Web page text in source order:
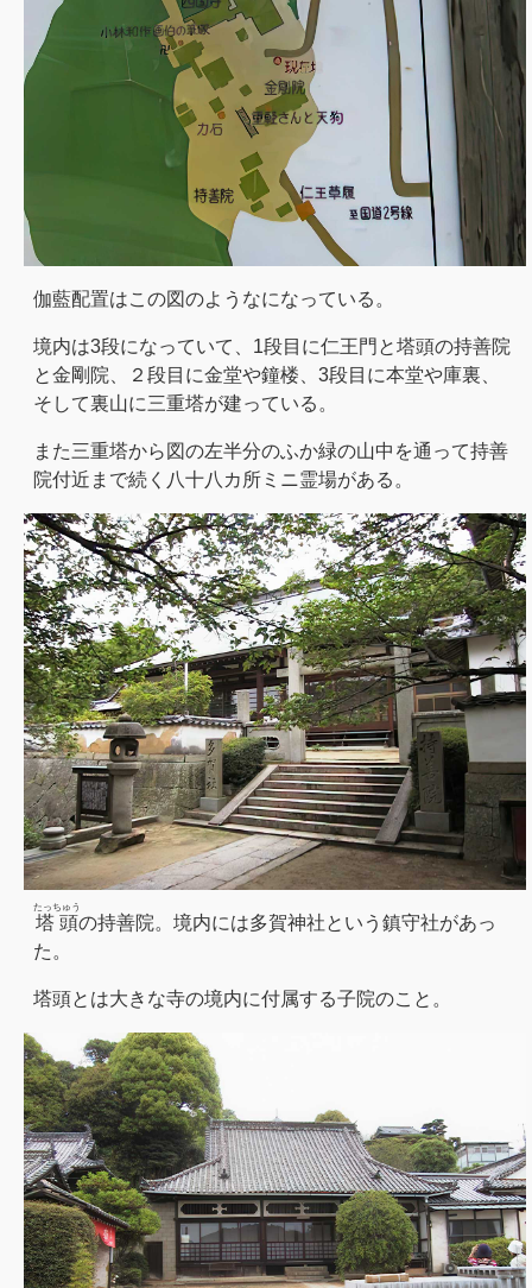
伽藍配置はこの図のようなになっている。
境内は3段になっていて、1段目に仁王門と塔頭の持善院
と金剛院、２段目に金堂や鐘楼、3段目に本堂や庫裏、
そして裏山に三重塔が建っている。
また三重塔から図の左半分のふか緑の山中を通って持善
院付近まで続く八十八カ所ミニ霊場がある。
塔頭
たっちゅう
の持善院。境内には多賀神社という鎮守社があっ
た。
塔頭とは大きな寺の境内に付属する子院のこと。